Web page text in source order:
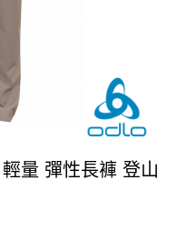
量 彈性長褲 登山